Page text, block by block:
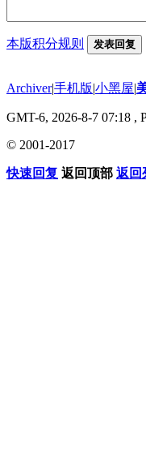
本版积分规则 发表回复
Archiver|手机版|小黑屋|
GMT-6, 2026-8-7 07:18 ,
© 2001-2017
快速回复 返回顶部 返回